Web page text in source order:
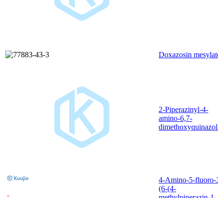
Doxazosin
2-Piperazinyl-4-
amino-6,7-
4-Amino-5-fluoro-
(6-(4-